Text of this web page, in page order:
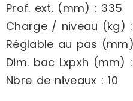
Prof. ext. (mm) : 335
Charge / niveau (kg) :
Réglable au pas
Dim. bac Lxpxh (mm)
Nbre de niveaux : 10